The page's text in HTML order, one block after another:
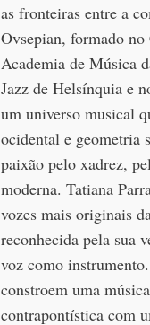
as fronteiras entre a
Ovsepian, formado
Academia de Música
Jazz de Helsínquia e
um universo musical
ocidental e
paixão pelo xadrez,
moderna. Tatiana
vozes mais originais
reconhecida pela sua
voz como
constroem uma
contrapontística com